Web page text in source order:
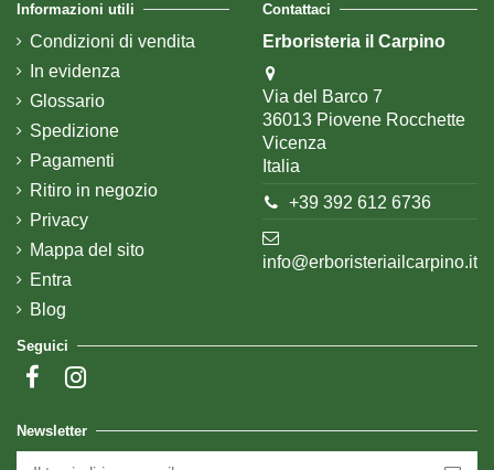
Informazioni utili
Condizioni di vendita
In evidenza
Glossario
Spedizione
Pagamenti
Ritiro in negozio
Privacy
Mappa del sito
Entra
Blog
Contattaci
Erboristeria il Carpino
Via del Barco 7
36013 Piovene Rocchette
Vicenza
Italia
+39 392 612 6736
info@erboristeriailcarpino.it
Seguici
Newsletter